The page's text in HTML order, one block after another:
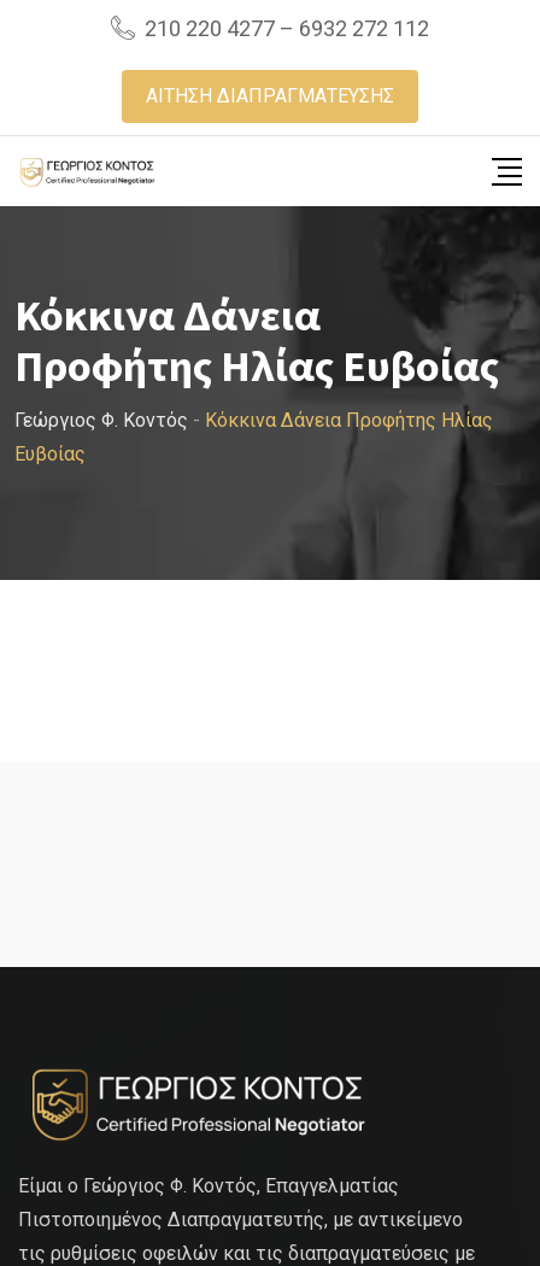
210 220 4277 – 6932 272 112
ΑΙΤΗΣΗ ΔΙΑΠΡΑΓΜΑΤΕΥΣΗΣ
Κόκκινα Δάνεια
Προφήτης Ηλίας Ευβοίας
Γεώργιος Φ. Κοντός - Κόκκινα Δάνεια Προφήτης Ηλίας
Ευβοίας
Είμαι ο Γεώργιος Φ. Κοντός, Επαγγελματίας
Πιστοποιημένος Διαπραγματευτής, με αντικείμενο
τις ρυθμίσεις οφειλών και τις διαπραγματεύσεις με